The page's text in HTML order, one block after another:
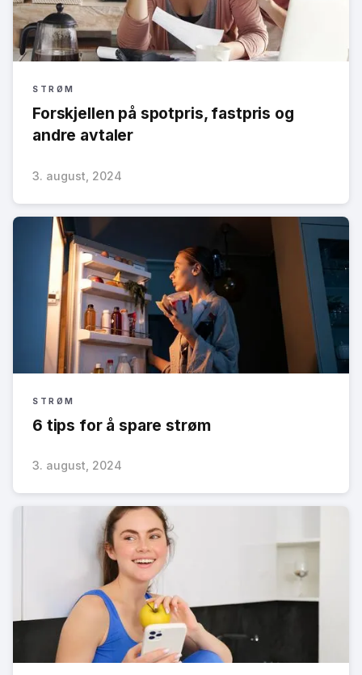
STRØM
Forskjellen på spotpris, fastpris og
andre avtaler
3. august, 2024
STRØM
6 tips for å spare strøm
3. august, 2024